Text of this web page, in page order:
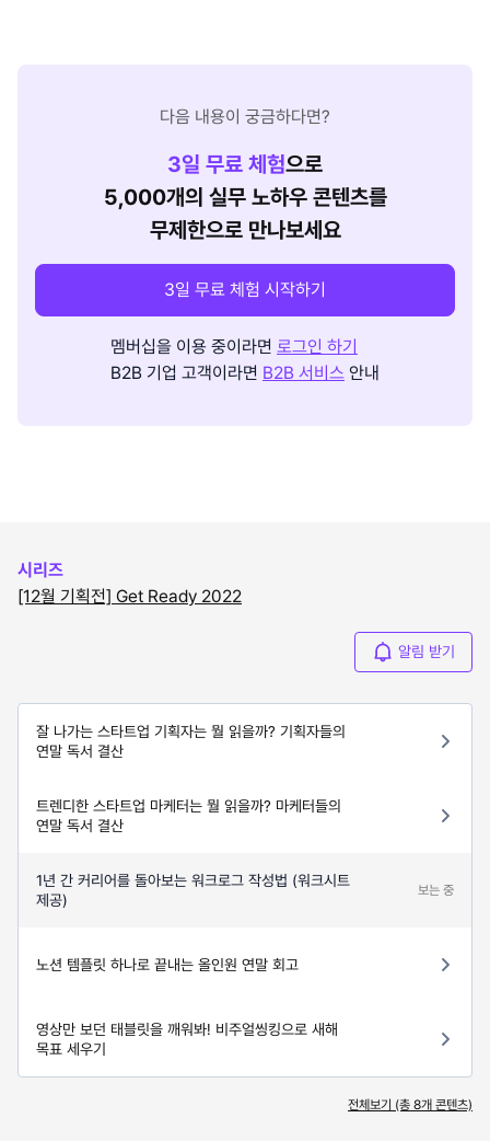
다음 내용이 궁금하다면?
3일 무료 체험으로
5,000개의 실무 노하우 콘텐츠를
무제한으로 만나보세요
3일 무료 체험 시작하기
멤버십을 이용 중이라면 로그인 하기
B2B 기업 고객이라면 B2B 서비스 안내
시리즈
[12월 기획전] Get Ready 2022
알림 받기
잘 나가는 스타트업 기획자는 뭘 읽을까? 기획자들의
연말 독서 결산
트렌디한 스타트업 마케터는 뭘 읽을까? 마케터들의
연말 독서 결산
1년 간 커리어를 돌아보는 워크로그 작성법 (워크시트
제공)
보는 중
노션 템플릿 하나로 끝내는 올인원 연말 회고
영상만 보던 태블릿을 깨워봐! 비주얼씽킹으로 새해
목표 세우기
전체보기 (총 8개 콘텐츠)